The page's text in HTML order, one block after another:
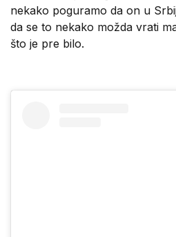
nekako poguramo da on u
da se to nekako možda vrati
što je pre bilo.